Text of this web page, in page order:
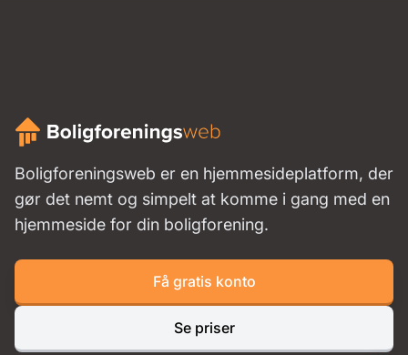
Boligforeningsweb er en hjemmesideplatform, der
gør det nemt og simpelt at komme i gang med en
hjemmeside for din boligforening.
Få gratis konto
Se priser